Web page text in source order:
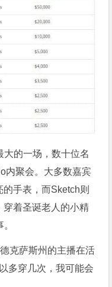
的一场，数十位名
内聚会。大多数嘉宾
手表，而Sketch则
穿着圣诞老人的小精
克萨斯州的主播在活
多穿几次，我可能会